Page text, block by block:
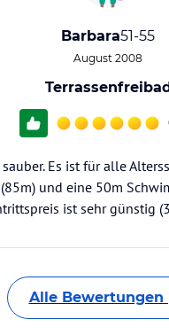
Barbara51-55
August 2008
Es ist für alle
und eine 50m
ist sehr günstig
Alle Bewertungen